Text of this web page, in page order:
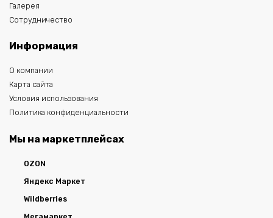
Галерея
Сотрудничество
Информация
О компании
Карта сайта
Условия использования
Политика конфиденциальности
Мы на маркетплейсах
OZON
Яндекс Маркет
Wildberries